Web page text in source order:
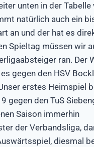
unten in der Tabelle
natürlich auch ein
an und der hat es
Spieltag müssen wir
ran. Der
gegen den HSV
erstes Heimspiel
gegen den TuS
Saison immerhin
der Verbandsliga,
diesmal